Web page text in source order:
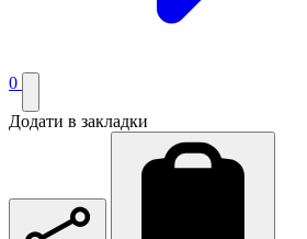
0
Додати в закладки